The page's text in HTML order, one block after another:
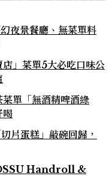
夜景餐廳、無菜單料
」菜單5大必吃口味公
單「無酒精啤酒綠
喝
片蛋糕」敲碗回歸，
OSSU Handroll &